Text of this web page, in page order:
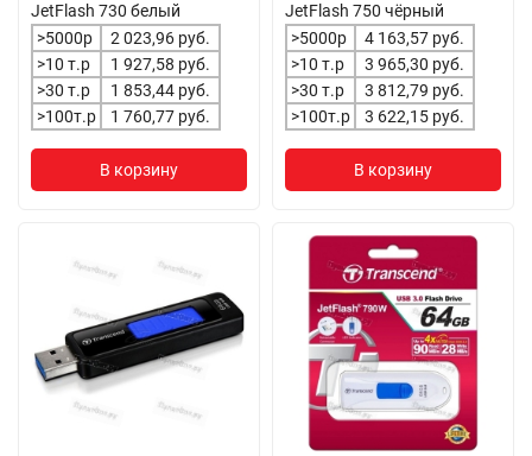
JetFlash 730 белый
>5000р
2 023,96 руб.
>10 т.р
1 927,58 руб.
>30 т.р
1 853,44 руб.
>100т.р
1 760,77 руб.
В корзину
JetFlash 750 чёрный
>5000р
4 163,57 руб.
>10 т.р
3 965,30 руб.
>30 т.р
3 812,79 руб.
>100т.р
3 622,15 руб.
В корзину